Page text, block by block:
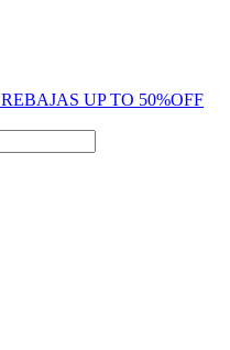
REBAJAS UP TO 50%OFF